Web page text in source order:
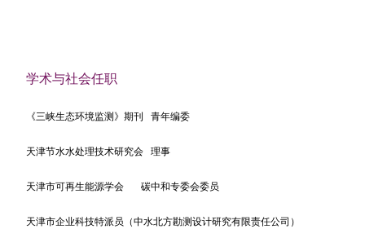
学术与社会任职
《三峡生态环境监测》期刊 青年编委
天津节水水处理技术研究会 理事
天津市可再生能源学会 碳中和专委会委员
天津市企业科技特派员（中水北方勘测设计研究有限责任公司）